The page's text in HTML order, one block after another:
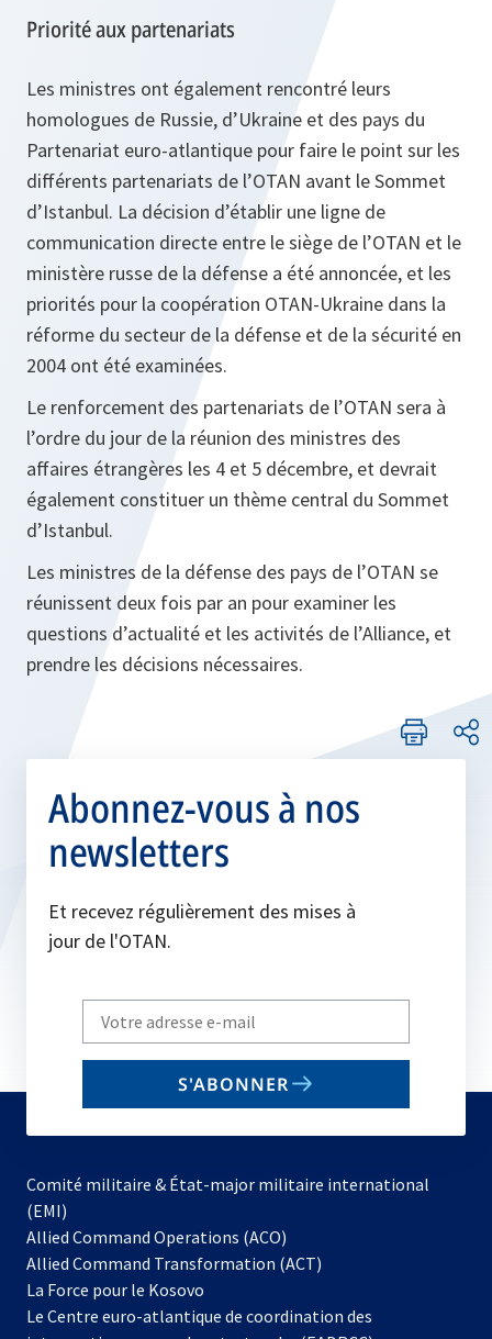
Priorité aux partenariats
Les ministres ont également rencontré leurs
homologues de Russie, d’Ukraine et des pays du
Partenariat euro-atlantique pour faire le point sur les
différents partenariats de l’OTAN avant le Sommet
d’Istanbul. La décision d’établir une ligne de
communication directe entre le siège de l’OTAN et le
ministère russe de la défense a été annoncée, et les
priorités pour la coopération OTAN-Ukraine dans la
réforme du secteur de la défense et de la sécurité en
2004 ont été examinées.
Le renforcement des partenariats de l’OTAN sera à
l’ordre du jour de la réunion des ministres des
affaires étrangères les 4 et 5 décembre, et devrait
également constituer un thème central du Sommet
d’Istanbul.
Les ministres de la défense des pays de l’OTAN se
réunissent deux fois par an pour examiner les
questions d’actualité et les activités de l’Alliance, et
prendre les décisions nécessaires.
Abonnez-vous à nos
newsletters
Et recevez régulièrement des mises à
jour de l'OTAN.
Write
your
email
S'ABONNER
Comité militaire & État-major militaire international
(EMI)
Allied Command Operations (ACO)
dans
nouvel
Allied Command Transformation (ACT)
La Force pour le Kosovo
dans
Le Centre euro-atlantique de coordination des